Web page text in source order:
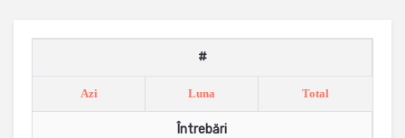
#
Azi Luna Total
Întrebări